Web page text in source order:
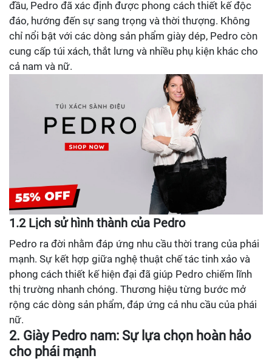
đầu, Pedro đã xác định được phong cách thiết kế độc
đáo, hướng đến sự sang trọng và thời thượng. Không
chỉ nổi bật với các dòng sản phẩm giày dép, Pedro còn
cung cấp túi xách, thắt lưng và nhiều phụ kiện khác cho
cả nam và nữ.
1.2 Lịch sử hình thành của Pedro
Pedro ra đời nhằm đáp ứng nhu cầu thời trang của phái
mạnh. Sự kết hợp giữa nghệ thuật chế tác tinh xảo và
phong cách thiết kế hiện đại đã giúp Pedro chiếm lĩnh
thị trường nhanh chóng. Thương hiệu từng bước mở
rộng các dòng sản phẩm, đáp ứng cả nhu cầu của phái
nữ.
2. Giày Pedro nam: Sự lựa chọn hoàn hảo
cho phái mạnh